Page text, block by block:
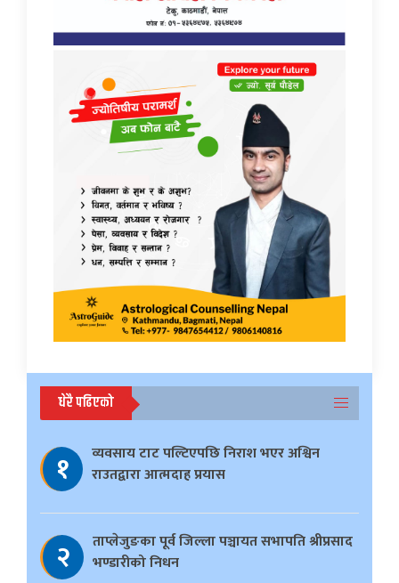
धेरै पढिएको
१
व्यवसाय टाट पल्टिएपछि निराश भएर अश्विन
राउतद्वारा आत्मदाह प्रयास
२
ताप्लेजुङका पूर्व जिल्ला पञ्चायत सभापति श्रीप्रसाद
भण्डारीको निधन